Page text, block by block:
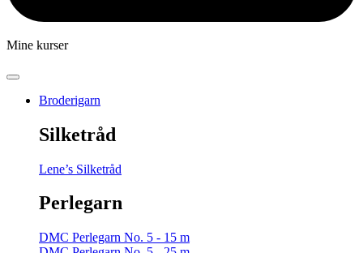
Mine kurser
Broderigarn
Silketråd
Lene’s Silketråd
Perlegarn
DMC Perlegarn No. 5 - 15 m